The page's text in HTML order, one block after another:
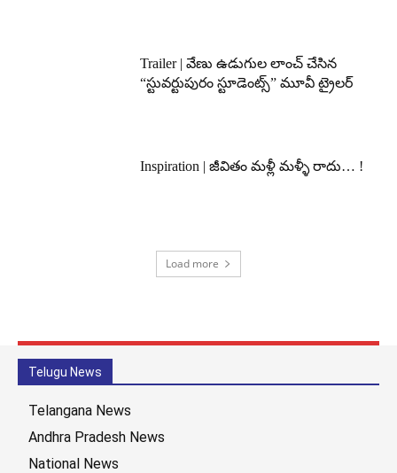
Trailer | వేణు ఉడుగుల లాంచ్ చేసిన
“స్టువర్టుపురం స్టూడెంట్స్” మూవీ ట్రైలర్
Inspiration | జీవితం మళ్లీ మళ్ళీ రాదు… !
Load more
Telugu News
Telangana News
Andhra Pradesh News
National News